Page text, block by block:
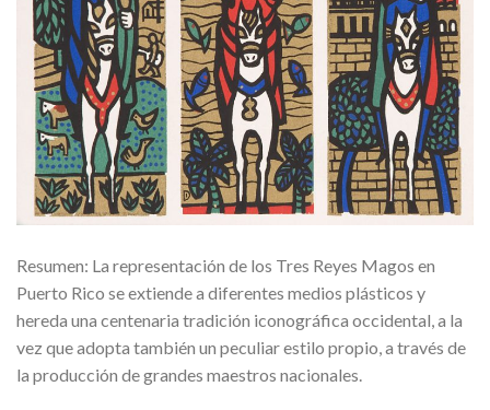
Resumen: La representación de los Tres Reyes Magos en
Puerto Rico se extiende a diferentes medios plásticos y
hereda una centenaria tradición iconográfica occidental, a la
vez que adopta también un peculiar estilo propio, a través de
la producción de grandes maestros nacionales.